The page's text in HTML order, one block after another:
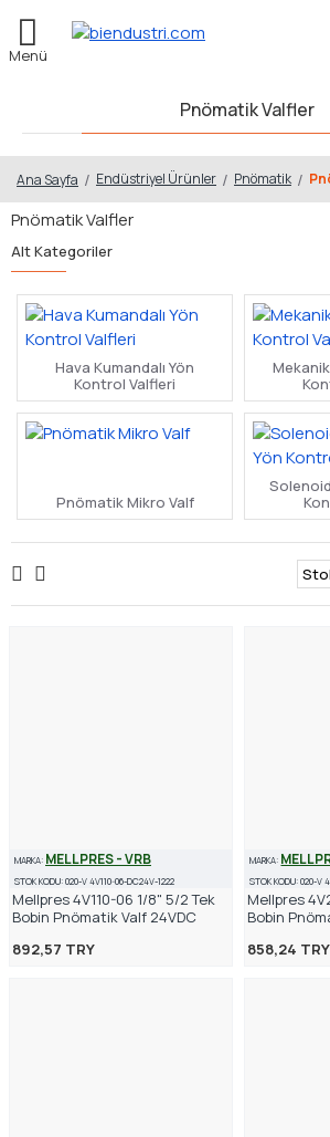
Ana Sayfa Endüstriyel Ürünler Pnömatik
Pnömatik Valfler
Pnömatik Valfler
Alt Kategoriler
Hava Kumandalı Yön
Kontrol Valfleri
Pnömatik Mikro Valf
MARKA: MELLPRES - VRB
STOK KODU:020-V 4V110-06-DC24V-1222
Mellpres 4V110-06 1/8" 5/2 Tek
Bobin Pnömatik Valf 24VDC
892,57 TRY
MARKA:
STOK KODU: 020-V
Mellpres
Bobin
858,24 TRY